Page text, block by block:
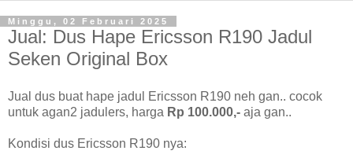
Minggu, 02 Februari 2025
Jual: Dus Hape Ericsson R190 Jadul
Seken Original Box
Jual dus buat hape jadul Ericsson R190 neh gan.. cocok
untuk agan2 jadulers, harga Rp 100.000,- aja gan..
Kondisi dus Ericsson R190 nya: